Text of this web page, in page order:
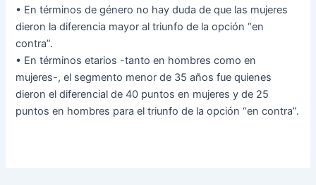
• En términos de género no hay duda de que las mujeres
dieron la diferencia mayor al triunfo de la opción “en
contra”.
• En términos etarios -tanto en hombres como en
mujeres-, el segmento menor de 35 años fue quienes
dieron el diferencial de 40 puntos en mujeres y de 25
puntos en hombres para el triunfo de la opción “en contra”.